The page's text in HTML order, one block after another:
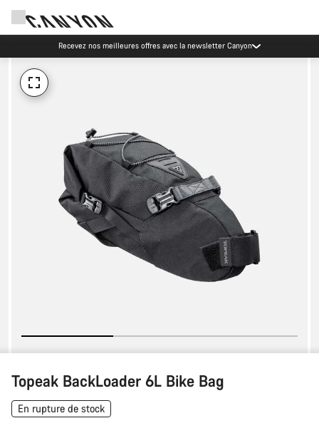
Recevez nos meilleures offres avec la newsletter Canyon
Topeak BackLoader 6L Bike Bag
En rupture de stock